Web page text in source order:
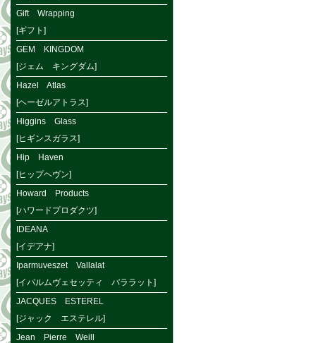
Gift Wrapping
[ギフト]
GEM KINGDOM
[ジェム キングダム]
Hazel Atlas
[ヘーゼルアトラス]
Higgins Glass
[ヒギンスガラス]
Hip Haven
[ヒップヘヴン]
Howard Products
[ハワードプロダクツ]
IDEANA
[イデアナ]
Iparmuveszet Vallalat
[イパルムヴェセッティ バララット]
JACQUES ESTEREL
[ジャック エステレル]
Jean Pierre Weill